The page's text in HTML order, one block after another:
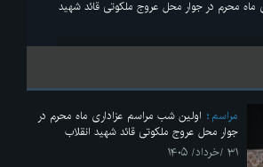
ماه محرم در جوار محل عروج ملکوتی قائد شهید انقلاب
مراسم
اولین شب مراسم عزاداری ماه محرم در
جوار محل عروج ملکوتی قائد شهید انقلاب
۳۱ /خرداد/ ۱۴۰۵